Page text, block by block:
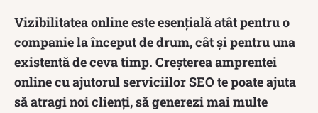
Vizibilitatea online este esențială atât pentru o
companie la început de drum, cât și pentru una
existentă de ceva timp. Creșterea amprentei
online cu ajutorul serviciilor SEO te poate ajuta
să atragi noi clienți, să generezi mai multe